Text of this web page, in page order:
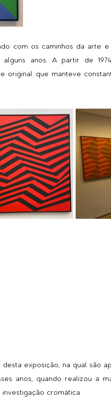
com os caminhos da arte
anos. A partir de
original que manteve
exposição, na qual são
anos, quando realizou a
cromática.